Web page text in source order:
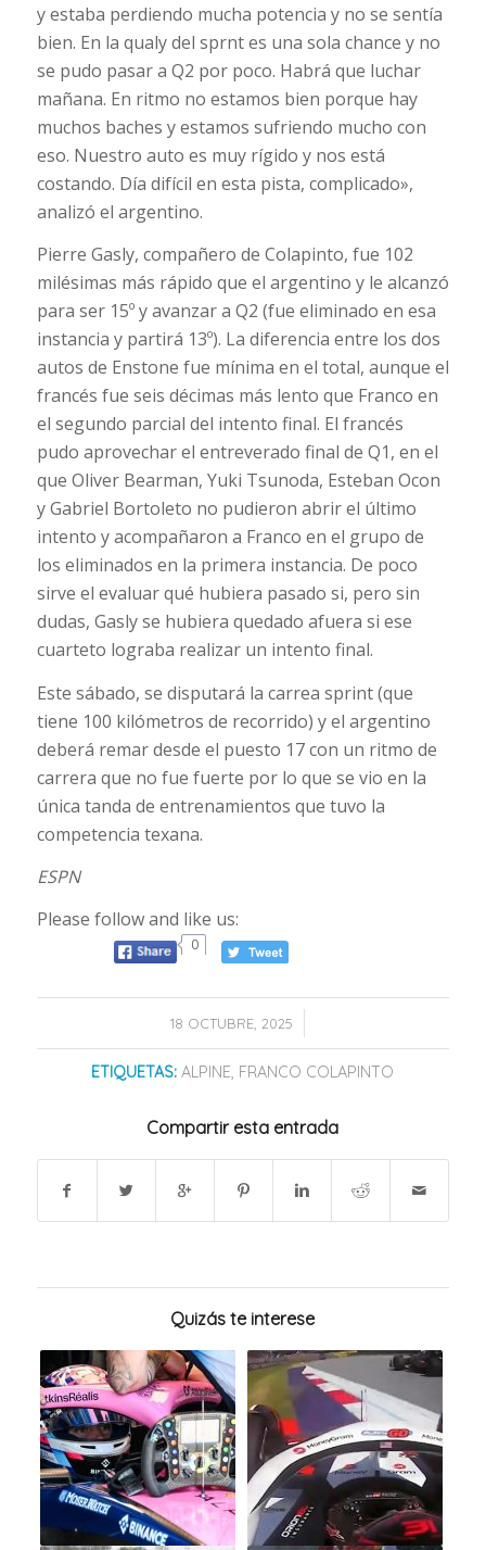
y estaba perdiendo mucha potencia y no se sentía
bien. En la qualy del sprnt es una sola chance y no
se pudo pasar a Q2 por poco. Habrá que luchar
mañana. En ritmo no estamos bien porque hay
muchos baches y estamos sufriendo mucho con
eso. Nuestro auto es muy rígido y nos está
costando. Día difícil en esta pista, complicado»,
analizó el argentino.
Pierre Gasly, compañero de Colapinto, fue 102
milésimas más rápido que el argentino y le alcanzó
para ser 15º y avanzar a Q2 (fue eliminado en esa
instancia y partirá 13º). La diferencia entre los dos
autos de Enstone fue mínima en el total, aunque el
francés fue seis décimas más lento que Franco en
el segundo parcial del intento final. El francés
pudo aprovechar el entreverado final de Q1, en el
que Oliver Bearman, Yuki Tsunoda, Esteban Ocon
y Gabriel Bortoleto no pudieron abrir el último
intento y acompañaron a Franco en el grupo de
los eliminados en la primera instancia. De poco
sirve el evaluar qué hubiera pasado si, pero sin
dudas, Gasly se hubiera quedado afuera si ese
cuarteto lograba realizar un intento final.
Este sábado, se disputará la carrea sprint (que
tiene 100 kilómetros de recorrido) y el argentino
deberá remar desde el puesto 17 con un ritmo de
carrera que no fue fuerte por lo que se vio en la
única tanda de entrenamientos que tuvo la
competencia texana.
ESPN
Please follow and like us:
0
18 OCTUBRE, 2025
/
ETIQUETAS: ALPINE, FRANCO COLAPINTO
Compartir esta entrada
Quizás te interese